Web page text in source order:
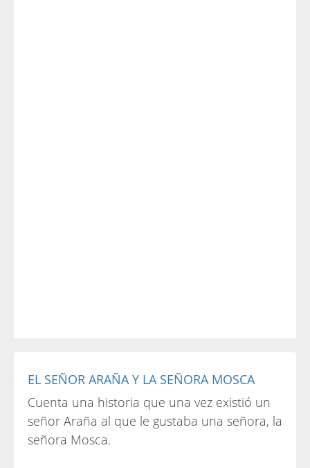
EL SEÑOR ARAÑA Y LA SEÑORA MOSCA
Cuenta una historia que una vez existió un
señor Araña al que le gustaba una señora, la
señora Mosca.